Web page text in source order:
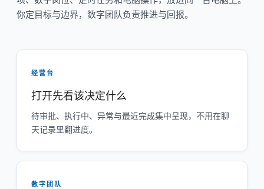
你定目标与边界，数字团队负责推进与回报。
经营台
打开先看该决定什么
待审批、执行中、异常与最近完成集中呈现，不用在聊
天记录里翻进度。
数字团队